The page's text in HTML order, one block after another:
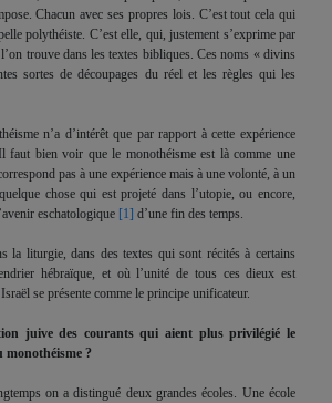
Chacun avec ses propres lois. C’est tout cela qui
polythéiste. C’est elle, qui, justement s’exprime par
trouve dans les textes bibliques. Ces noms « divins
sortes de découpages du réel et les règles qui les
n’a d’intérêt que par rapport à cette expérience
faut bien voir que le monothéisme est là comme une
pas à une expérience mais à une volonté, à un
chose qui est projeté dans l’utopie, ou encore,
eschatologique [1] d’une fin des temps.
la liturgie, dans des textes qui sont récités à certains
hébraïque, et où l’unité de tous ces dieux est
se présente comme le principe unificateur.
juive des courants qui aient plus privilégié le
?
on a distingué deux grandes écoles. Une école